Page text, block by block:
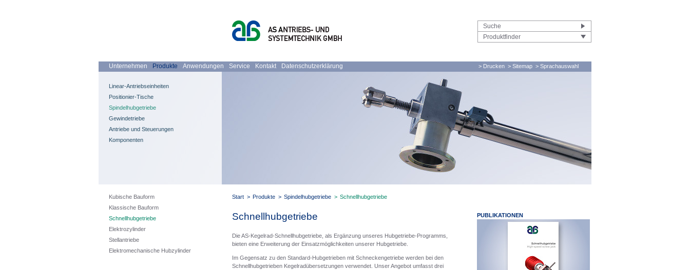
Produktfinder
> Drucken > Sitemap > Sprachauswahl
Unternehmen Produkte Anwendungen Service Kontakt Datenschutzerklärung
Linear-Antriebseinheiten
Positionier-Tische
Spindelhubgetriebe
Gewindetriebe
Antriebe und Steuerungen
Komponenten
Kubische Bauform
Klassische Bauform
Schnellhubgetriebe
Elektrozylinder
Stellantriebe
Elektromechanische Hubzylinder
Start > Produkte > Spindelhubgetriebe > Schnellhubgetriebe
Schnellhubgetriebe
Die AS-Kegelrad-Schnellhubgetriebe, als Ergänzung unseres Hubgetriebe-Programms,
bieten eine Erweiterung der Einsatzmöglichkeiten unserer Hubgetriebe.
Im Gegensatz zu den Standard-Hubgetrieben mit Schneckengetriebe werden bei den
Schnellhubgetrieben Kegelradübersetzungen verwendet. Unser Angebot umfasst drei
PUBLIKATIONEN